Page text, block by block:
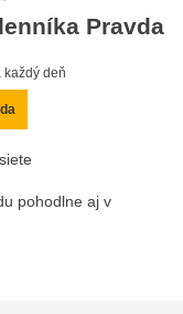
Pravda
každý deň
pohodlne aj v